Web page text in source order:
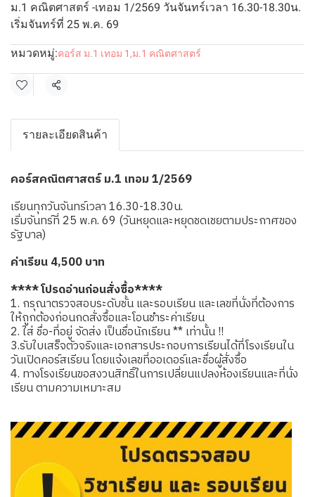
ม.1 คณิตศาสตร์ -เทอม 1/2569 วันจันทร์เวลา 16.30-18.30น.
เริ่มจันทร์ที่ 25 พ.ค. 69
หมวดหมู่:คอร์ส ม.1 เทอม 1 ,ม.1 คณิตศาสตร์
แชร์
รายละเอียดสินค้า
คอร์สคณิตศาสตร์ ม.1 เทอม 1/2569
เรียนทุกวันจันทร์เวลา 16.30-18.30น.
เริ่มจันทร์ที่ 25 พ.ค. 69 (วันหยุดและหยุดชดเชยตามประกาศของ
รัฐบาล)
ค่าเรียน 4,500 บาท
**** โปรดอ่านก่อนสั่งซื้อ****
1. กรุณาตรวจสอบระดับชั้น และรอบเรียน และเลขที่นั่งที่ต้องการ
ให้ถูกต้องก่อนกดสั่งซื้อและโอนชำระค่าเรียน
2. ใส่ ชื่อ-ที่อยู่ จัดส่ง เป็นชื่อนักเรียน ** เท่านั้น !!
3.รับใบเสร็จตัวจริงและเอกสารประกอบการเรียนได้ที่โรงเรียนใน
วันเปิดคอร์สเรียน โดยแจ้งเลขที่ออเดอร์และชื่อผู้สั่งซื้อ
4. ทางโรงเรียนขอสงวนสิทธิ์ในการเปลี่ยนแปลงห้องเรียนและที่นั่ง
เรียน ตามความเหมาะสม